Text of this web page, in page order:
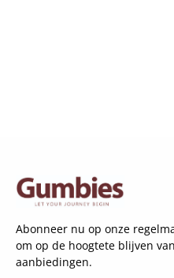
Abonneer nu op onze
om op de hoogtete blijven
aanbiedingen.